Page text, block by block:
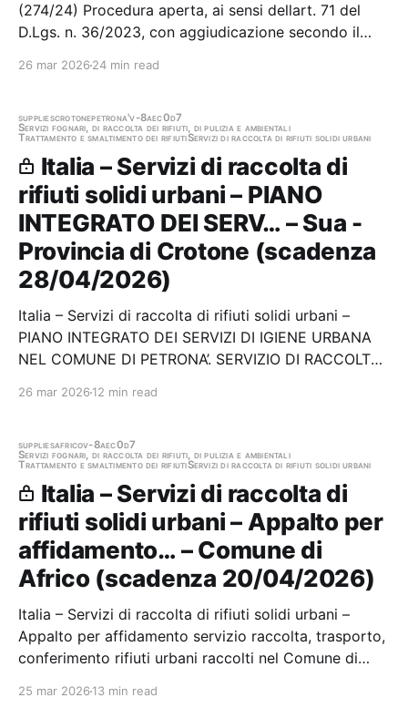
(274/24) Procedura aperta, ai sensi dellart. 71 del
D.Lgs. n. 36/2023, con aggiudicazione secondo il
26 mar 2026 24 min read
suppliescrotonepetrona'v-8aec0d7
Servizi fognari, di raccolta dei rifiuti, di pulizia e ambientali
Trattamento e smaltimento dei rifiutiServizi di raccolta di rifiuti solidi urbani
Italia – Servizi di raccolta di
rifiuti solidi urbani – PIANO
INTEGRATO DEI SERV… – Sua -
Provincia di Crotone (scadenza
28/04/2026)
Italia – Servizi di raccolta di rifiuti solidi urbani –
PIANO INTEGRATO DEI SERVIZI DI IGIENE URBANA
NEL COMUNE DI PETRONA’. SERVIZIO DI RACCOLTA,
PETRONA'…
26 mar 2026 12 min read
suppliesafricov-8aec0d7
Servizi fognari, di raccolta dei rifiuti, di pulizia e ambientali
Trattamento e smaltimento dei rifiutiServizi di raccolta di rifiuti solidi urbani
Italia – Servizi di raccolta di
rifiuti solidi urbani – Appalto per
affidamento… – Comune di
Africo (scadenza 20/04/2026)
Italia – Servizi di raccolta di rifiuti solidi urbani –
Appalto per affidamento servizio raccolta, trasporto,
conferimento rifiuti urbani raccolti nel Comune di
25 mar 2026 13 min read